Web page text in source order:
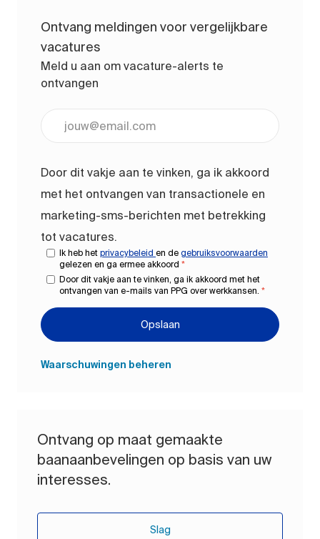
Ontvang meldingen voor vergelijkbare
vacatures
Meld u aan om vacature-alerts te
ontvangen
Door dit vakje aan te vinken, ga ik akkoord
met het ontvangen van transactionele en
marketing-sms-berichten met betrekking
tot vacatures.
Ik heb het privacybeleid en de gebruiksvoorwaarden
gelezen en ga ermee akkoord *
Door dit vakje aan te vinken, ga ik akkoord met het
ontvangen van e-mails van PPG over werkkansen. *
Opslaan
Waarschuwingen beheren
Ontvang op maat gemaakte
baanaanbevelingen op basis van uw
interesses.
Slag